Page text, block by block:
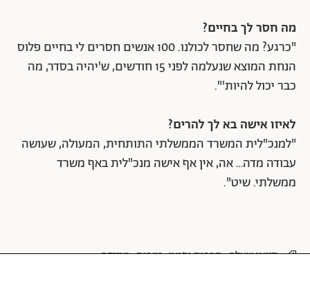
מה חסר לך בחיים?
"כרגע? מה שחסר לכולנו. 100 אנשים חסרים לי בחיים פלוס
הנחת המוצא שנעלמה לפני 15 חודשים, ש'יהיה בסדר, מה
כבר יכול להיות'".
לאיזו אישה בא לך להרים?
"למנכ"לית המשרד הממשלתי התותחית, המעולה, שעושה
עבודה מדה… אה, אין אף אישה מנכ"לית באף משרד
ממשלתי. שיט".
סימני שאלה תרבות ופנאי זמרות מוזיקה